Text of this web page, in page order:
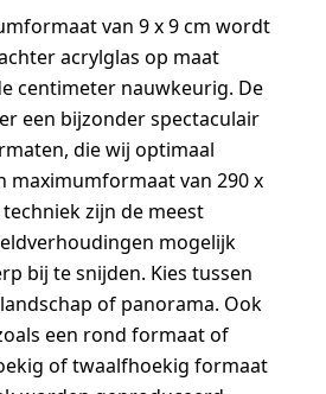
van 9 x 9 cm wordt
acrylglas op maat
centimeter nauwkeurig. De
een bijzonder spectaculair
die wij optimaal
maximumformaat van 290 x
zijn de meest
mogelijk
bij te snijden. Kies tussen
of panorama. Ook
een rond formaat of
of twaalfhoekig formaat